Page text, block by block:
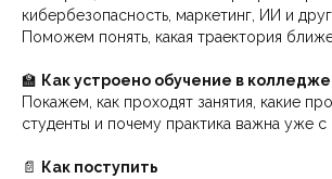
кибербезопасность, маркетинг, ИИ и
Поможем понять, какая траектория
🏫 Как устроено обучение в колледже
Покажем, как проходят занятия, какие
студенты и почему практика важна уже с
📄
Как поступить